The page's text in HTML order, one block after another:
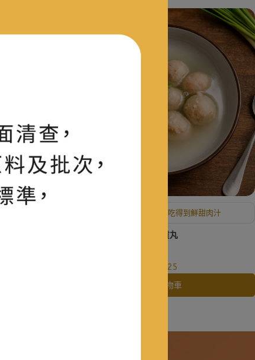
Q彈口感，每一口都吃得到鮮甜肉汁
鴨肉貢丸
NT$125
加入購物車